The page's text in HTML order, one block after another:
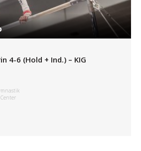
4-6 (Hold + Ind.) – KIG